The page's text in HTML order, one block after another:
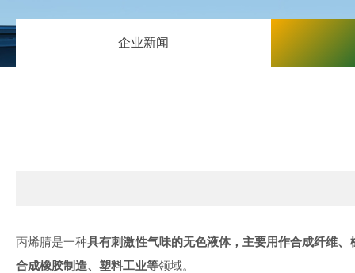
企业新闻
丙烯腈是一种具有刺激性气味的无色液体，主要用作合成纤维
合成橡胶制造、塑料工业等领域。